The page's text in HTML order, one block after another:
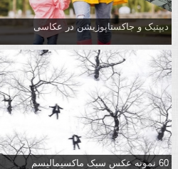
دیپتیک و جاکستا‌پوزیشن در عکاسی
60 نمونه عکس سبک ماکسیمالیسم